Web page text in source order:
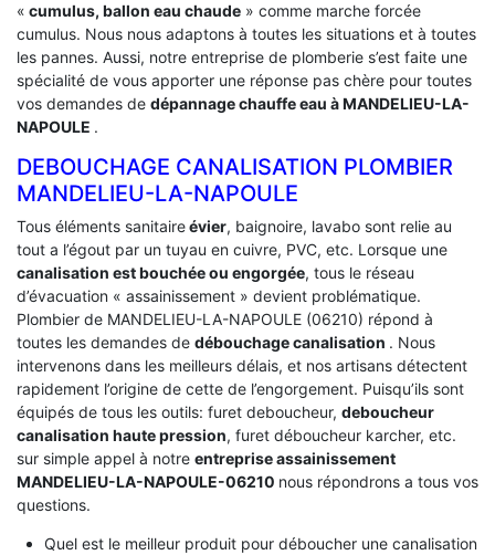
« cumulus, ballon eau chaude » comme marche forcée
cumulus. Nous nous adaptons à toutes les situations et à toutes
les pannes. Aussi, notre entreprise de plomberie s’est faite une
spécialité de vous apporter une réponse pas chère pour toutes
vos demandes de dépannage chauffe eau à MANDELIEU-LA-
NAPOULE .
DEBOUCHAGE CANALISATION PLOMBIER
MANDELIEU-LA-NAPOULE
Tous éléments sanitaireévier, baignoire, lavabo sont relie au
tout a l’égout par un tuyau en cuivre, PVC, etc. Lorsque une
canalisation est bouchée ou engorgée, tous le réseau
d’évacuation « assainissement » devient problématique.
Plombier de MANDELIEU-LA-NAPOULE (06210) répond à
toutes les demandes de débouchage canalisation . Nous
intervenons dans les meilleurs délais, et nos artisans détectent
rapidement l’origine de cette de l’engorgement. Puisqu’ils sont
équipés de tous les outils: furet deboucheur, deboucheur
canalisation haute pression, furet déboucheur karcher, etc.
sur simple appel à notre entreprise assainissement
MANDELIEU-LA-NAPOULE-06210 nous répondrons a tous vos
questions.
Quel est le meilleur produit pour déboucher une canalisation